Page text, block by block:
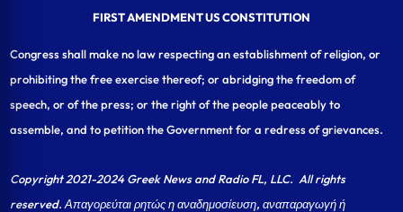
FIRST AMENDMENT US CONSTITUTION
Congress shall make no law respecting an establishment of religion, or
prohibiting the free exercise thereof; or abridging the freedom of
speech, or of the press; or the right of the people peaceably to
assemble, and to petition the Government for a redress of grievances.
Copyright 2021-2024 Greek News and Radio FL, LLC. All rights
reserved. Απαγορεύται ρητώς η αναδημοσίευση, αναπαραγωγή ή